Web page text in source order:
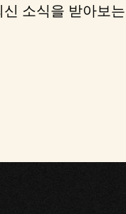
소식을 받아보